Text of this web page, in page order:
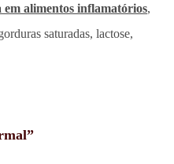
em alimentos inflamatórios,
saturadas, lactose,